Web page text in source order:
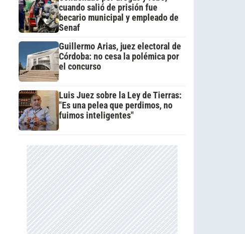
cuando salió de prisión fue
becario municipal y empleado de
Senaf
Guillermo Arias, juez electoral de
Córdoba: no cesa la polémica por
el concurso
Luis Juez sobre la Ley de Tierras:
"Es una pelea que perdimos, no
fuimos inteligentes"